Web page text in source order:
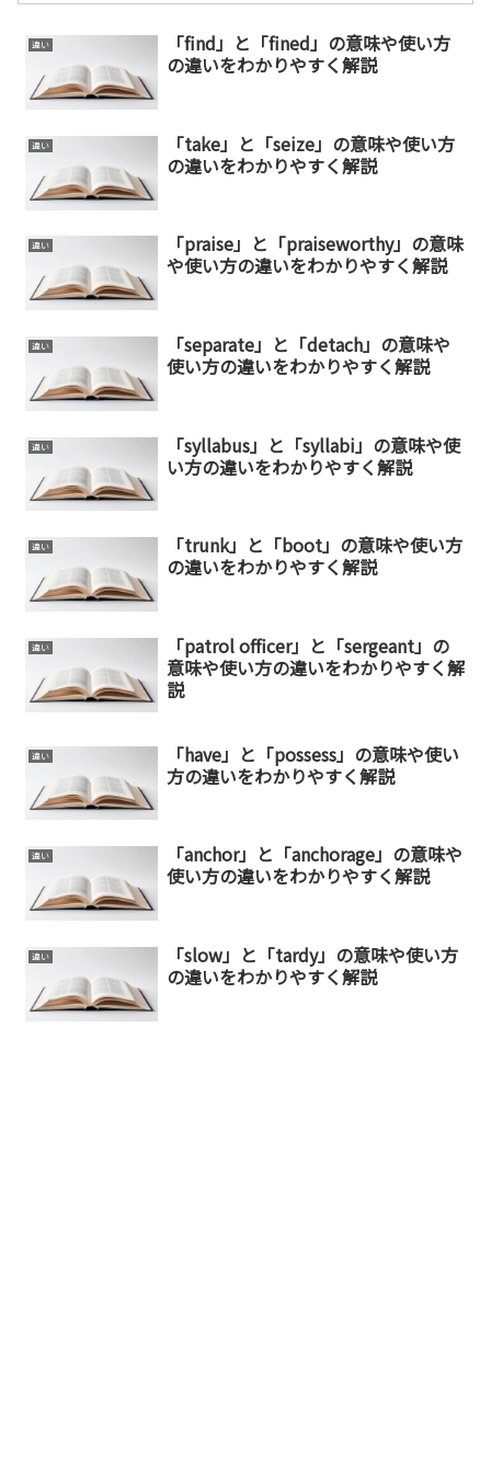
違い
「find」と「fined」の意味や使い方
の違いをわかりやすく解説
違い
「take」と「seize」の意味や使い方
の違いをわかりやすく解説
違い
「praise」と「praiseworthy」の意味
や使い方の違いをわかりやすく解説
違い
「separate」と「detach」の意味や
使い方の違いをわかりやすく解説
違い
「syllabus」と「syllabi」の意味や使
い方の違いをわかりやすく解説
違い
「trunk」と「boot」の意味や使い方
の違いをわかりやすく解説
違い
「patrol officer」と「sergeant」の
意味や使い方の違いをわかりやすく解
説
違い
「have」と「possess」の意味や使い
方の違いをわかりやすく解説
違い
「anchor」と「anchorage」の意味や
使い方の違いをわかりやすく解説
違い
「slow」と「tardy」の意味や使い方
の違いをわかりやすく解説